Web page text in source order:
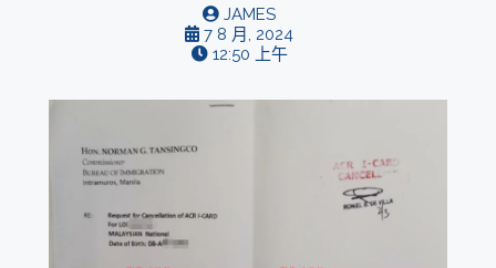
JAMES
7 8 月, 2024
12:50 上午